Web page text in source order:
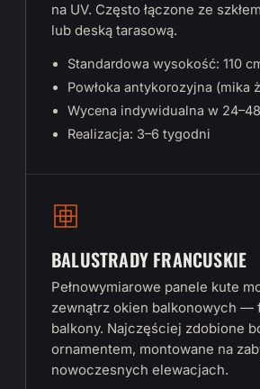
na UV. Często łączone ze
lub deską tarasową.
Standardowa wysokość: 110
Powłoka antykorozyjna (mika
Wycena indywidualna w
Realizacja: 3–6 tygodni
BALUSTRADY FRANCUSKIE
Pełnowymiarowe panele kute
zewnątrz okien balkonowych —
balkony. Najczęściej zdobione
ornamentem, montowane na
nowoczesnych elewacjach.